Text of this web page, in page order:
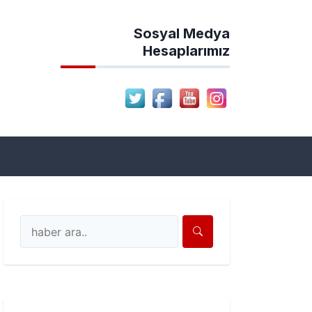
Haber Sitesi
Sosyal Medya
Hesaplarımız